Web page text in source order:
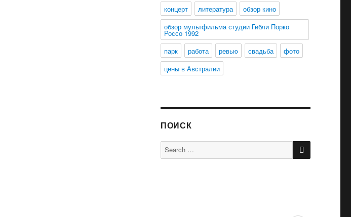
концерт
литература
обзор кино
обзор мультфильма студии Гибли Порко
Россо 1992
парк
работа ревью свадьба
фото
цены в Австралии
ПОИСК
Search
for:
SEARCH